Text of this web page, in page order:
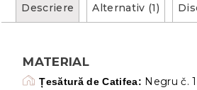
Descriere Alternativ (1)
MATERIAL
Țesătură de Catifea: Negru č.